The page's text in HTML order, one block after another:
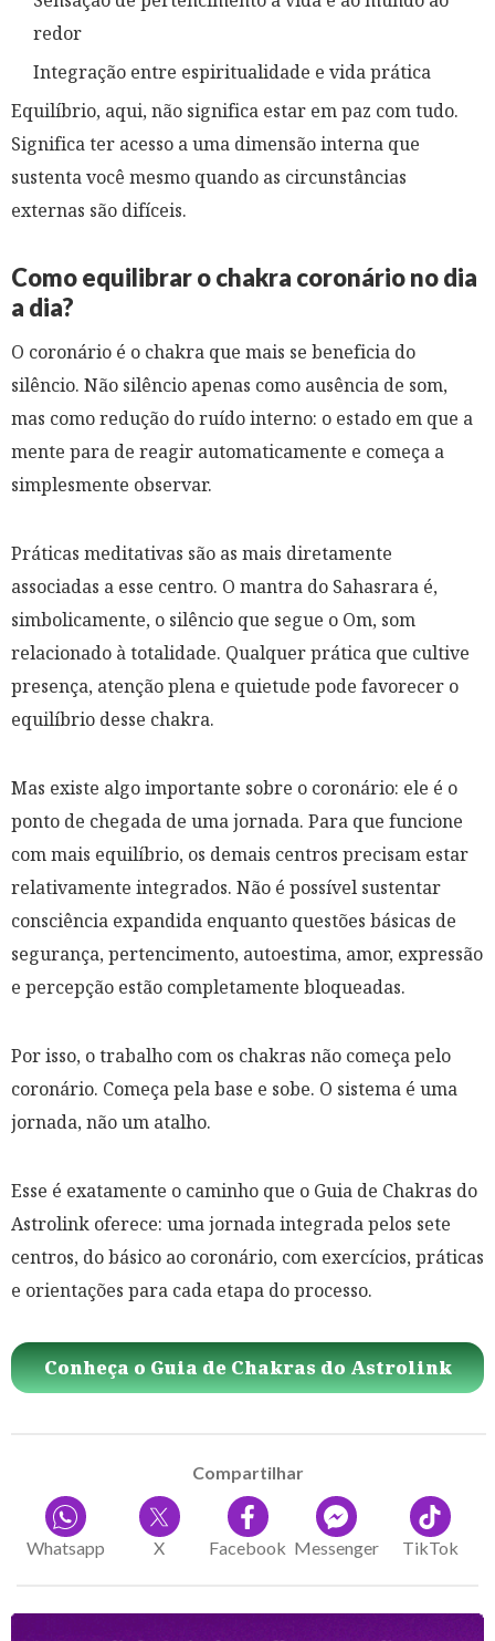
redor
Integração entre espiritualidade e vida prática
Equilíbrio, aqui, não significa estar em paz com tudo.
Significa ter acesso a uma dimensão interna que
sustenta você mesmo quando as circunstâncias
externas são difíceis.
Como equilibrar o chakra coronário no dia
a dia?
O coronário é o chakra que mais se beneficia do
silêncio. Não silêncio apenas como ausência de som,
mas como redução do ruído interno: o estado em que a
mente para de reagir automaticamente e começa a
simplesmente observar.
Práticas meditativas são as mais diretamente
associadas a esse centro. O mantra do Sahasrara é,
simbolicamente, o silêncio que segue o Om, som
relacionado à totalidade. Qualquer prática que cultive
presença, atenção plena e quietude pode favorecer o
equilíbrio desse chakra.
Mas existe algo importante sobre o coronário: ele é o
ponto de chegada de uma jornada. Para que funcione
com mais equilíbrio, os demais centros precisam estar
relativamente integrados. Não é possível sustentar
consciência expandida enquanto questões básicas de
segurança, pertencimento, autoestima, amor, expressão
e percepção estão completamente bloqueadas.
Por isso, o trabalho com os chakras não começa pelo
coronário. Começa pela base e sobe. O sistema é uma
jornada, não um atalho.
Esse é exatamente o caminho que o Guia de Chakras do
Astrolink oferece: uma jornada integrada pelos sete
centros, do básico ao coronário, com exercícios, práticas
e orientações para cada etapa do processo.
Conheça o Guia de Chakras do Astrolink
Compartilhar
Whatsapp X Facebook Messenger TikTok